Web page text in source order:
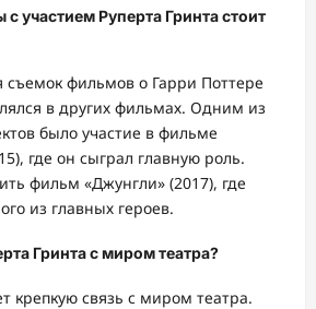
участием Руперта Гринта стоит
фильмов о Гарри Поттере
в других фильмах. Одним из
было участие в фильме
где он сыграл главную роль.
фильм «Джунгли» (2017), где
из главных героев.
Гринта с миром театра?
крепкую связь с миром театра.